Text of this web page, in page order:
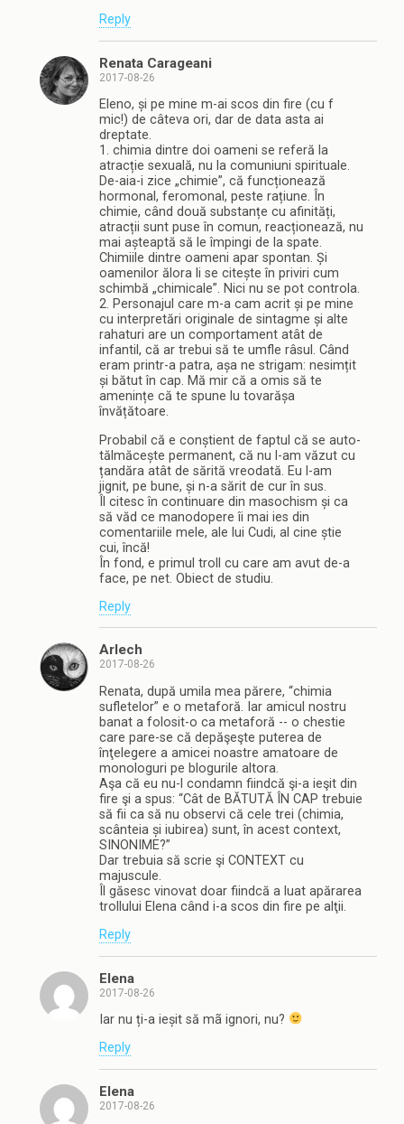
Reply
Renata Carageani
2017-08-26
Eleno, și pe mine m-ai scos din fire (cu f
mic!) de câteva ori, dar de data asta ai
dreptate.
1. chimia dintre doi oameni se referă la
atracție sexuală, nu la comuniuni spirituale.
De-aia-i zice „chimie”, că funcționează
hormonal, feromonal, peste rațiune. În
chimie, când două substanțe cu afinități,
atracții sunt puse în comun, reacționează, nu
mai așteaptă să le împingi de la spate.
Chimiile dintre oameni apar spontan. Și
oamenilor ălora li se citește în priviri cum
schimbă „chimicale”. Nici nu se pot controla.
2. Personajul care m-a cam acrit și pe mine
cu interpretări originale de sintagme și alte
rahaturi are un comportament atât de
infantil, că ar trebui să te umfle râsul. Când
eram printr-a patra, așa ne strigam: nesimțit
și bătut în cap. Mă mir că a omis să te
amenințe că te spune lu tovarășa
învățătoare.
Probabil că e conștient de faptul că se auto-
tălmăcește permanent, că nu l-am văzut cu
țandăra atât de sărită vreodată. Eu l-am
jignit, pe bune, și n-a sărit de cur în sus.
Îl citesc în continuare din masochism și ca
să văd ce manodopere îi mai ies din
comentariile mele, ale lui Cudi, al cine știe
cui, încă!
În fond, e primul troll cu care am avut de-a
face, pe net. Obiect de studiu.
Reply
Arlech
2017-08-26
Renata, după umila mea părere, “chimia
sufletelor” e o metaforă. Iar amicul nostru
banat a folosit-o ca metaforă -- o chestie
care pare-se că depăşeşte puterea de
înţelegere a amicei noastre amatoare de
monologuri pe blogurile altora.
Aşa că eu nu-l condamn fiindcă şi-a ieşit din
fire şi a spus: “Cât de BĂTUTĂ ÎN CAP trebuie
să fii ca să nu observi că cele trei (chimia,
scânteia și iubirea) sunt, în acest context,
SINONIME?”
Dar trebuia să scrie şi CONTEXT cu
majuscule.
Îl găsesc vinovat doar fiindcă a luat apărarea
trollului Elena când i-a scos din fire pe alţii.
Reply
Elena
2017-08-26
Iar nu ți-a ieșit să mã ignori, nu?
Reply
Elena
2017-08-26